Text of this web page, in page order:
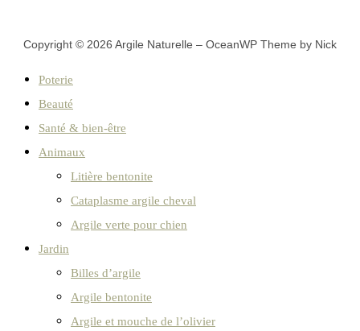
Copyright © 2026 Argile Naturelle – OceanWP Theme by Nick
Poterie
Beauté
Santé & bien-être
Animaux
Litière bentonite
Cataplasme argile cheval
Argile verte pour chien
Jardin
Billes d’argile
Argile bentonite
Argile et mouche de l’olivier